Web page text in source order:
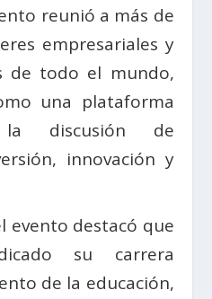
reunió a más de
empresariales y
de todo el mundo,
una plataforma
discusión de
innovación y
evento destacó que
su carrera
de la educación,